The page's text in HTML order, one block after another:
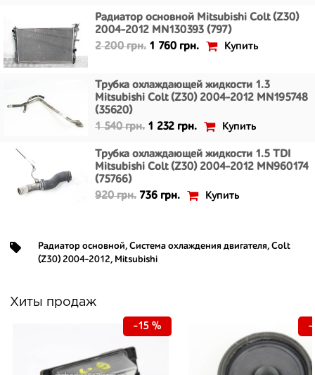
Радиатор основной Mitsubishi Colt (Z30)
2004-2012 MN130393 (797)
2 200 грн. 1 760 грн. Купить
Трубка охлаждающей жидкости 1.3
Mitsubishi Colt (Z30) 2004-2012 MN195748
(35620)
1 540 грн. 1 232 грн. Купить
Трубка охлаждающей жидкости 1.5 TDI
Mitsubishi Colt (Z30) 2004-2012 MN960174
(75766)
920 грн. 736 грн. Купить
Радиатор основной, Система охлаждения двигателя, Colt
(Z30) 2004-2012, Mitsubishi
Хиты продаж
-15 % -